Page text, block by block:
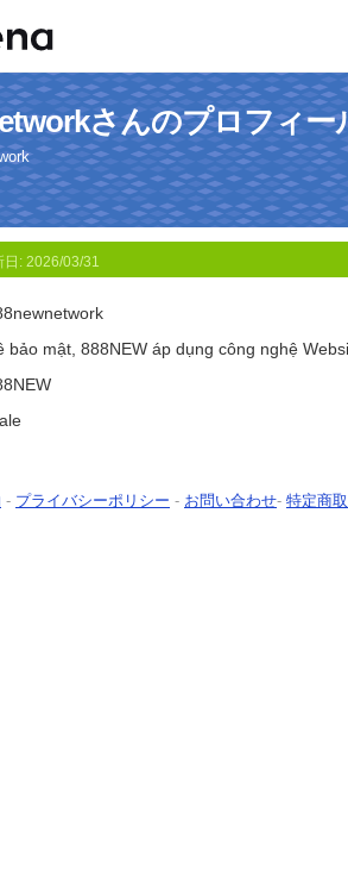
さんのプロフィー
日: 2026/03/31
bảo mật, 888NEW áp dụng công nghệ
- プライバシーポリシー - お問い合わせ- 特定商